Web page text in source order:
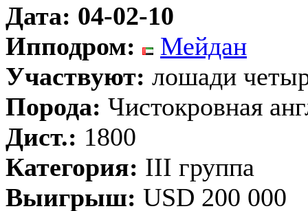
Дата: 04-02-10
Ипподром:
Мейдан
Участвуют: лошади
Порода: Чистокровная
Дист.: 1800
Категория: III группа
Выигрыш: USD 200 000